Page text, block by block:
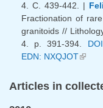
4. С. 439-442. |
Fractionation of
granitoids //
4. p. 391-394.
EDN: NXQJOT(link
Articles in